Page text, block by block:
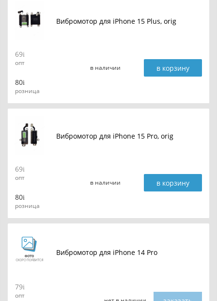
Вибромотор для iPhone 15 Plus, orig
69
опт
80
розница
в наличии в корзину
Вибромотор для iPhone 15 Pro, orig
69
опт
80
розница
в наличии в корзину
Вибромотор для iPhone 14 Pro
79
опт